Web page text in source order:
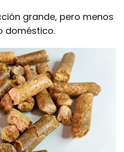
grande, pero menos
doméstico.